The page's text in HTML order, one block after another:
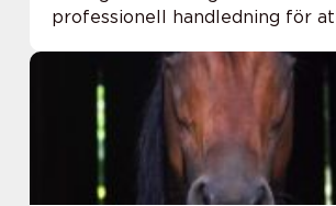
professionell handledning för